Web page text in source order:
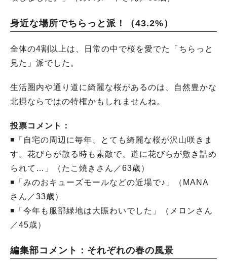
身近な場所でちらっと派！（43.2%）
全体の4割以上は、日常の中で桜を愛でた「ちらっと
見た」派でした。
生活圏内や通り道に綺麗な桜があるのは、自然豊かな
北摂ならではの特権かもしれませんね。
投票コメント：
◾️「自宅の周辺に毎年、とても綺麗な桜が沢山咲きま
す。花びらが散る時も素敵で、道に花びらが敷き詰め
られて…」（たこ焼きさん／63歳）
◾️「みのおキューズモールなどの近場で♪」（MANA
さん／33歳）
◾️「今年も服部緑地は大賑わいでした」（メロンさん
／45歳）
編集部コメント：それぞれの春の風景